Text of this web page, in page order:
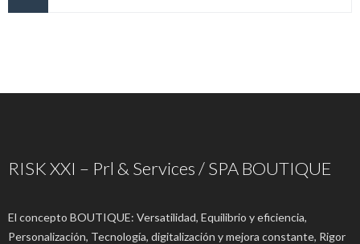
RISK XXI – Prl & Services / SPA BOUTIQUE
El concepto BOUTIQUE: Versatilidad, Equilibrio y eficiencia,
Personalización, Tecnología, digitalización y mejora constante, Rigor